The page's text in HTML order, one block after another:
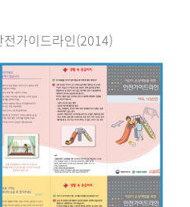
가이드라인(2014)